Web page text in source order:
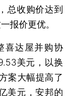
总收购价达到
报价更优。
达屋并购协
美元，以换
案大幅提高了
美元，安邦的